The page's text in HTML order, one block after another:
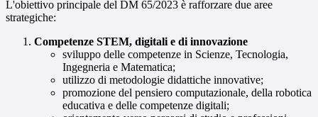
L'obiettivo principale del DM 65/2023 è rafforzare due aree
strategiche:
Competenze STEM, digitali e di innovazione
sviluppo delle competenze in Scienze, Tecnologia,
Ingegneria e Matematica;
utilizzo di metodologie didattiche innovative;
promozione del pensiero computazionale, della robotica
educativa e delle competenze digitali;